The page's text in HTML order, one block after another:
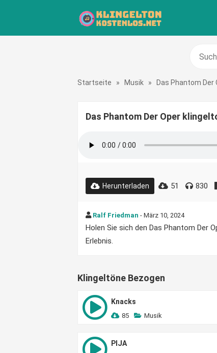
Startseite » Musik » Das Phantom Der
Das Phantom Der Oper
Herunterladen 51 830
Ralf Friedman - März 10, 2024
Holen Sie sich den Das Phantom Der
Erlebnis.
Klingeltöne Bezogen
Knacks
85 Musik
PIJA